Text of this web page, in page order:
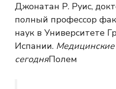
Джонатан Р. Руис,
полный профессор
наук в Университете
Испании. Медицинские
сегодняПолем